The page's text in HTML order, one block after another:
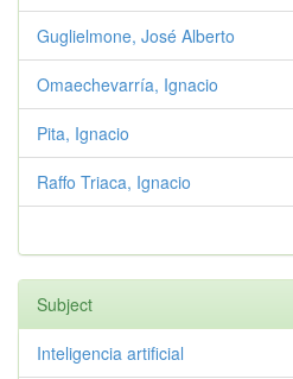
Guglielmone, José Alberto
Omaechevarría, Ignacio
Pita, Ignacio
Raffo Triaca, Ignacio
Subject
Inteligencia artificial